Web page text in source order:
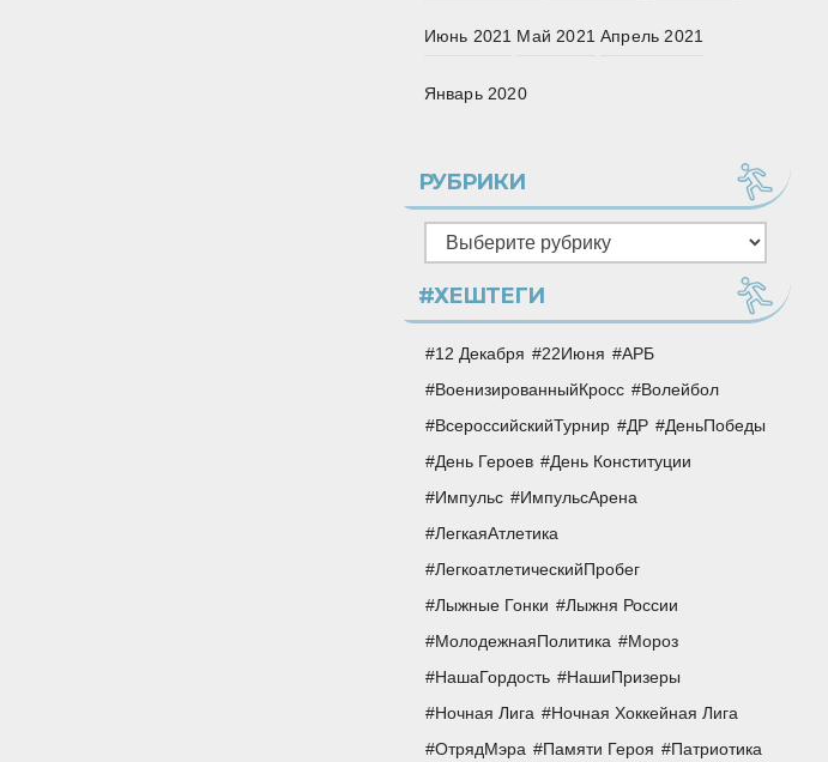
Июнь 2021 Май 2021 Апрель 2021
Январь 2020
РУБРИКИ
Рубрики
#ХЕШТЕГИ
12 Декабря 22Июня
АРБ
ВоенизированныйКросс
Волейбол
ВсероссийскийТурнир
ДР
ДеньПобеды
День Героев
День Конституции
Импульс
ИмпульсАрена
ЛегкаяАтлетика
ЛегкоатлетическийПробег
Лыжные Гонки
Лыжня России
МолодежнаяПолитика
Мороз
НашаГордость
НашиПризеры
Ночная Лига
Ночная Хоккейная Лига
ОтрядМэра
Памяти Героя
Патриотика